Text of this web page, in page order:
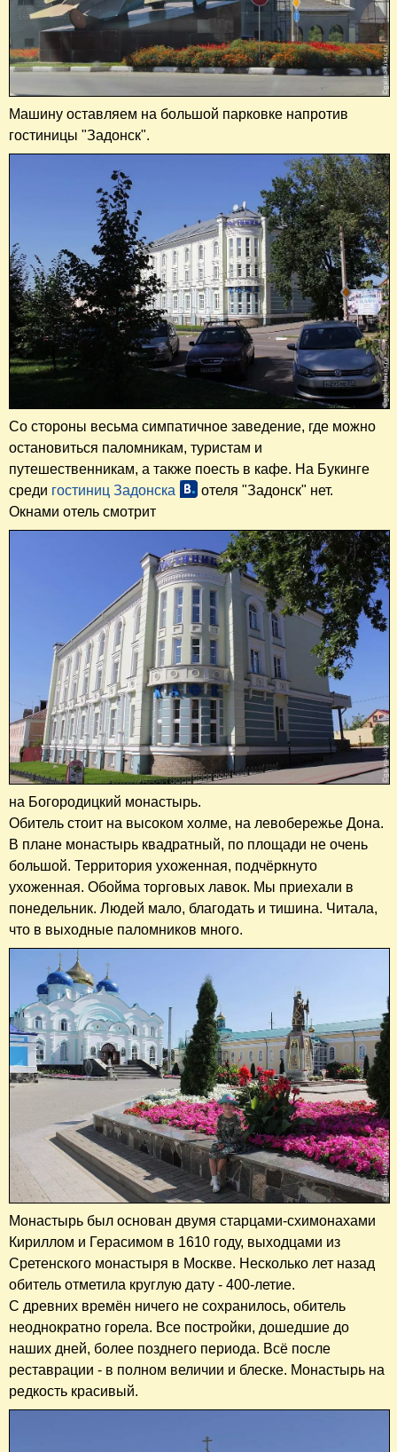
Машину оставляем на большой парковке напротив
гостиницы "Задонск".
Со стороны весьма симпатичное заведение, где можно
остановиться паломникам, туристам и
путешественникам, а также поесть в кафе. На Букинге
среди гостиниц Задонска
отеля "Задонск" нет.
Окнами отель смотрит
на Богородицкий монастырь.
Обитель стоит на высоком холме, на левобережье Дона.
В плане монастырь квадратный, по площади не очень
большой. Территория ухоженная, подчёркнуто
ухоженная. Обойма торговых лавок. Мы приехали в
понедельник. Людей мало, благодать и тишина. Читала,
что в выходные паломников много.
Монастырь был основан двумя старцами-схимонахами
Кириллом и Герасимом в 1610 году, выходцами из
Сретенского монастыря в Москве. Несколько лет назад
обитель отметила круглую дату - 400-летие.
С древних времён ничего не сохранилось, обитель
неоднократно горела. Все постройки, дошедшие до
наших дней, более позднего периода. Всё после
реставрации - в полном величии и блеске. Монастырь на
редкость красивый.